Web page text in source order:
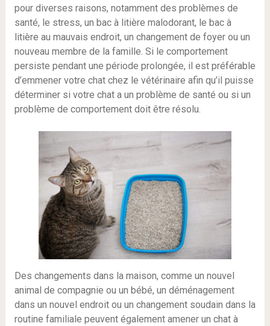
pour diverses raisons, notamment des problèmes de
santé, le stress, un bac à litière malodorant, le bac à
litière au mauvais endroit, un changement de foyer ou un
nouveau membre de la famille. Si le comportement
persiste pendant une période prolongée, il est préférable
d’emmener votre chat chez le vétérinaire afin qu’il puisse
déterminer si votre chat a un problème de santé ou si un
problème de comportement doit être résolu.
Des changements dans la maison, comme un nouvel
animal de compagnie ou un bébé, un déménagement
dans un nouvel endroit ou un changement soudain dans la
routine familiale peuvent également amener un chat à